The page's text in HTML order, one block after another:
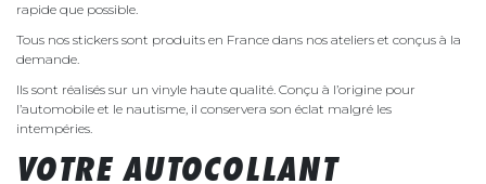
rapide que possible.
Tous nos stickers sont produits en France dans nos ateliers et conçus à la
demande.
Ils sont réalisés sur un vinyle haute qualité. Conçu à l’origine pour
l’automobile et le nautisme, il conservera son éclat malgré les
intempéries.
VOTRE AUTOCOLLANT